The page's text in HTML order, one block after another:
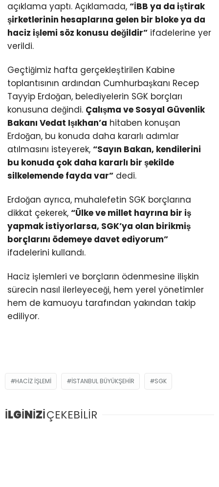
açıklama yaptı. Açıklamada, “İBB ya da iştirak
şirketlerinin hesaplarına gelen bir bloke ya da
haciz işlemi söz konusu değildir” ifadelerine yer
verildi.
Geçtiğimiz hafta gerçekleştirilen Kabine
toplantısının ardından Cumhurbaşkanı Recep
Tayyip Erdoğan, belediyelerin SGK borçları
konusuna değindi. Çalışma ve Sosyal Güvenlik
Bakanı Vedat Işıkhan’a hitaben konuşan
Erdoğan, bu konuda daha kararlı adımlar
atılmasını isteyerek, “Sayın Bakan, kendilerini
bu konuda çok daha kararlı bir şekilde
silkelemende fayda var” dedi.
Erdoğan ayrıca, muhalefetin SGK borçlarına
dikkat çekerek, “Ülke ve millet hayrına bir iş
yapmak istiyorlarsa, SGK’ya olan birikmiş
borçlarını ödemeye davet ediyorum”
ifadelerini kullandı.
Haciz işlemleri ve borçların ödenmesine ilişkin
sürecin nasıl ilerleyeceği, hem yerel yönetimler
hem de kamuoyu tarafından yakından takip
ediliyor.
HACIZ IŞLEMI ISTANBUL BÜYÜKŞEHIR SGK
İLGİNİZİÇEKEBİLİR